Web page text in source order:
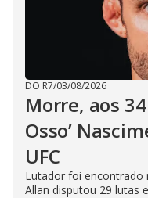
DO R7/03/08/2026
Morre, aos
Osso’
UFC
Lutador foi encontrado
Allan disputou 29 lutas